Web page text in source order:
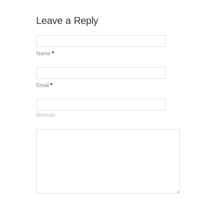
Leave a Reply
Name *
Email *
Website